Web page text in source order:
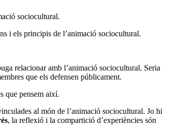
sociocultural.
i els principis de l’animació sociocultural.
relacionar amb l’animació sociocultural. Seria
que els defensen públicament.
que pensem així.
al món de l’animació sociocultural. Jo hi
, la reflexió i la compartició d’experiències són